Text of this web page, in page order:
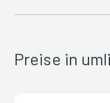
Preise in